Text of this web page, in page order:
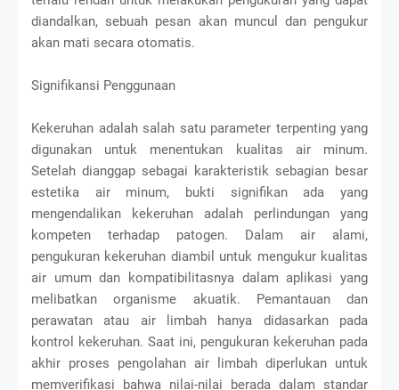
diandalkan, sebuah pesan akan muncul dan pengukur
akan mati secara otomatis.
Signifikansi Penggunaan
Kekeruhan adalah salah satu parameter terpenting yang
digunakan untuk menentukan kualitas air minum.
Setelah dianggap sebagai karakteristik sebagian besar
estetika air minum, bukti signifikan ada yang
mengendalikan kekeruhan adalah perlindungan yang
kompeten terhadap patogen. Dalam air alami,
pengukuran kekeruhan diambil untuk mengukur kualitas
air umum dan kompatibilitasnya dalam aplikasi yang
melibatkan organisme akuatik. Pemantauan dan
perawatan atau air limbah hanya didasarkan pada
kontrol kekeruhan. Saat ini, pengukuran kekeruhan pada
akhir proses pengolahan air limbah diperlukan untuk
memverifikasi bahwa nilai-nilai berada dalam standar